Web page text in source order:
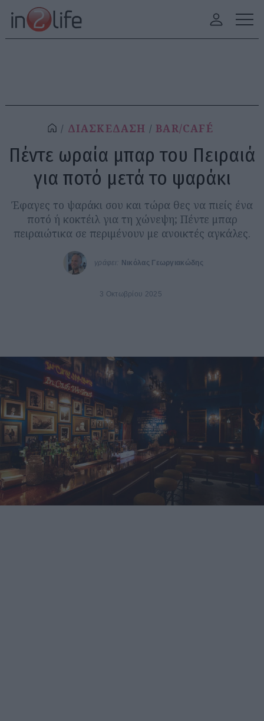
ΔΙΑΣΚΕΔΑΣΗ BAR/CAFÉ
Πέντε ωραία μπαρ του Πειραιά
για ποτό μετά το ψαράκι
Έφαγες το ψαράκι σου και τώρα θες να πιείς ένα
ποτό ή κοκτέιλ για τη χώνεψη; Πέντε μπαρ
πειραιώτικα σε περιμένουν με ανοικτές αγκάλες.
γράφει: Νικόλας Γεωργιακώδης
3 Οκτωβρίου 2025